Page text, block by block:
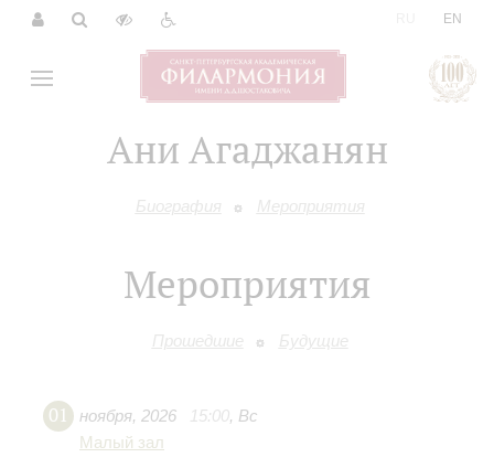
EN
Ани Агаджанян
Биография Мероприятия
Мероприятия
Прошедшие Будущие
01 ноября, 2026 15:00, Вс
Малый зал